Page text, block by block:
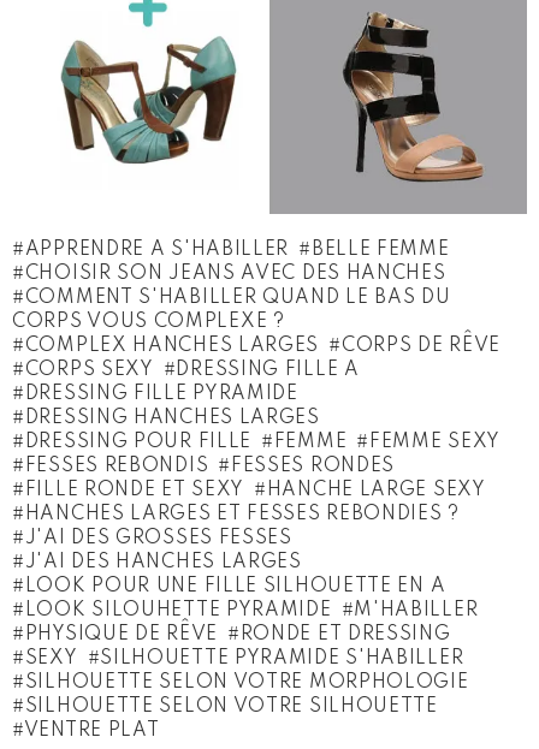
APPRENDRE A S'HABILLER
BELLE FEMME
CHOISIR SON JEANS AVEC DES HANCHES
COMMENT S'HABILLER QUAND LE BAS DU
CORPS VOUS COMPLEXE ?
COMPLEX HANCHES LARGES
CORPS DE RÊVE
CORPS SEXY
DRESSING FILLE A
DRESSING FILLE PYRAMIDE
DRESSING HANCHES LARGES
DRESSING POUR FILLE
FEMME
FEMME SEXY
FESSES REBONDIS
FESSES RONDES
FILLE RONDE ET SEXY
HANCHE LARGE SEXY
HANCHES LARGES ET FESSES REBONDIES ?
J'AI DES GROSSES FESSES
J'AI DES HANCHES LARGES
LOOK POUR UNE FILLE SILHOUETTE EN A
LOOK SILOUHETTE PYRAMIDE
M'HABILLER
PHYSIQUE DE RÊVE
RONDE ET DRESSING
SEXY
SILHOUETTE PYRAMIDE S'HABILLER
SILHOUETTE SELON VOTRE MORPHOLOGIE
SILHOUETTE SELON VOTRE SILHOUETTE
VENTRE PLAT